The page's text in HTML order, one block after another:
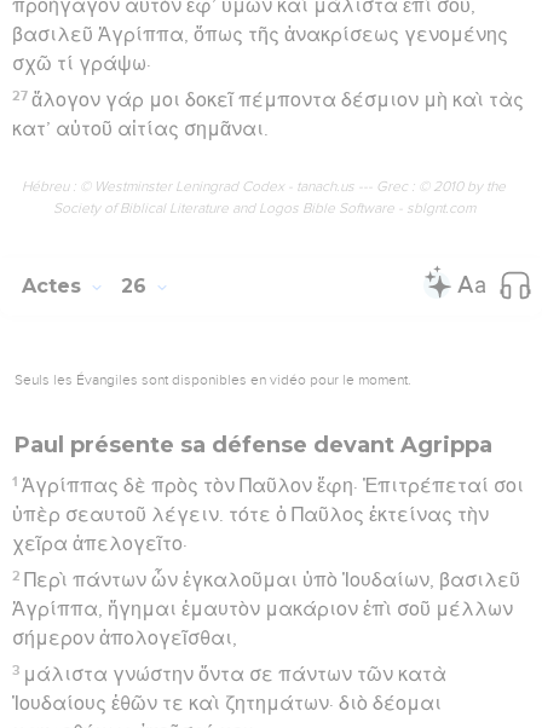
Paul appelle Agrippa à croire
24 Ταῦτα δὲ αὐτοῦ ἀπολογουμένου ὁ Φῆστος μεγάλῃ
τῇ φωνῇ φησιν· Μαίνῃ, Παῦλε· τὰ πολλά σε
γράμματα εἰς μανίαν περιτρέπει.
ἀλλὰ ἀληθείας καὶ σωφροσύνης ῥήματα
ἐπίσταται γὰρ περὶ τούτων ὁ βασιλεύς, πρὸς ὃν καὶ
παρρησιαζόμενος λαλῶ· λανθάνειν γὰρ αὐτὸν
27 πιστεύεις, βασιλεῦ Ἀγρίππα, τοῖς προφήταις; οἶδα
28 ὁ δὲ Ἀγρίππας πρὸς τὸν Παῦλον· Ἐν ὀλίγῳ με
πείθεις Χριστιανὸν ποιῆσαι.
29 ὁ δὲ Παῦλος· Εὐξαίμην ἂν τῷ θεῷ καὶ ἐν ὀλίγῳ καὶ
ἐν μεγάλῳ οὐ μόνον σὲ ἀλλὰ καὶ πάντας τοὺς
ἀκούοντάς μου σήμερον γενέσθαι τοιούτους ὁποῖος
καὶ ἐγώ εἰμι παρεκτὸς τῶν δεσμῶν τούτων.
30 Ἀνέστη τε ὁ βασιλεὺς καὶ ὁ ἡγεμὼν ἥ τε Βερνίκη
καὶ οἱ συγκαθήμενοι αὐτοῖς,
31 καὶ ἀναχωρήσαντες ἐλάλουν πρὸς ἀλλήλους